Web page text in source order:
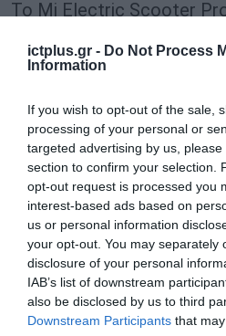
ictplus.gr - Do Not Process
Information
If you wish to opt-out of the sale,
processing of your personal or
targeted advertising by us,
section to confirm your selection.
opt-out request is processed you
interest-based ads based on
us or personal information
your opt-out. You may separately
disclosure of your personal
IAB’s list of downstream
also be disclosed by us to third
Downstream Participants that
To Mi Electric Scooter
Petronas F1 Team
Ελλάδα τον Μάιο.
Πατήστε εδώγια
Τη σκούπα Mi Vacuum
μπαταρία που
διάρκεια έως και 65
υψηλών στροφών με
επιφάνειας,
99,97 φιλτράρισμα
με εξαρτήματα που